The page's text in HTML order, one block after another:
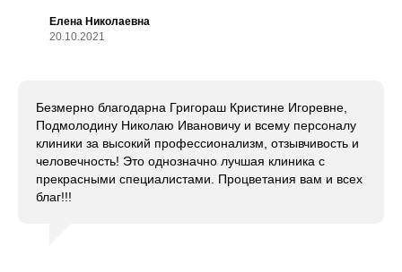
Елена Николаевна
20.10.2021
Безмерно благодарна Григораш Кристине Игоревне,
Подмолодину Николаю Ивановичу и всему персоналу
клиники за высокий профессионализм, отзывчивость и
человечность! Это однозначно лучшая клиника с
прекрасными специалистами. Процветания вам и всех
благ!!!